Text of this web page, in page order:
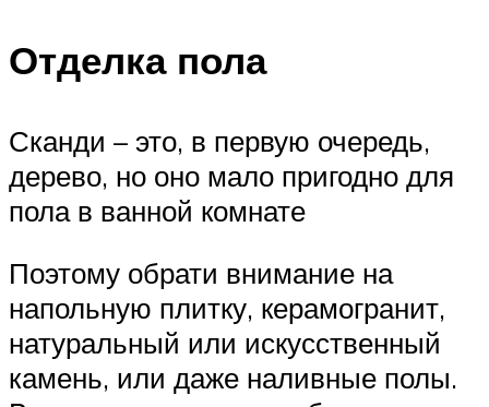
Отделка пола
Сканди – это, в первую очередь,
дерево, но оно мало пригодно для
пола в ванной комнате
Поэтому обрати внимание на
напольную плитку, керамогранит,
натуральный или искусственный
камень, или даже наливные полы.